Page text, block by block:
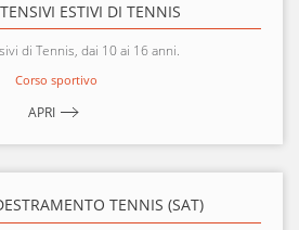
ESTIVI DI TENNIS
di Tennis, dai 10 ai 16 anni.
Corso sportivo
APRI
TENNIS (SAT)